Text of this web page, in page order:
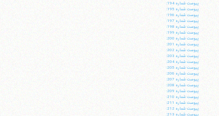
پيوست شماره 194:
پيوست شماره 195:
پيوست شماره 196:
پيوست شماره 197:
پيوست شماره 198:
پيوست شماره 199:
پيوست شماره 200:
پيوست شماره 201:
پيوست شماره 202:
پيوست شماره 203:
پيوست شماره 204:
پيوست شماره 205:
پيوست شماره 206:
پيوست شماره 207:
پيوست شماره 208:
پيوست شماره 209:
پيوست شماره 210:
پيوست شماره 211:
پيوست شماره 212:
پيوست شماره 213: